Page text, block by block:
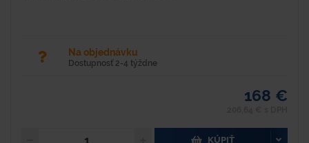
Na objednávku
Dostupnosť 2-4 týždne
168 €
KÚPIŤ